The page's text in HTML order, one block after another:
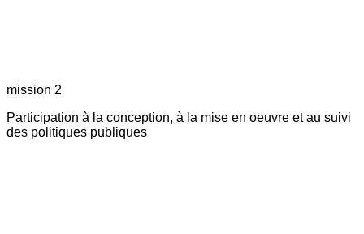
mission 2
Participation à la conception, à la mise en oeuvre et au suivi
des politiques publiques